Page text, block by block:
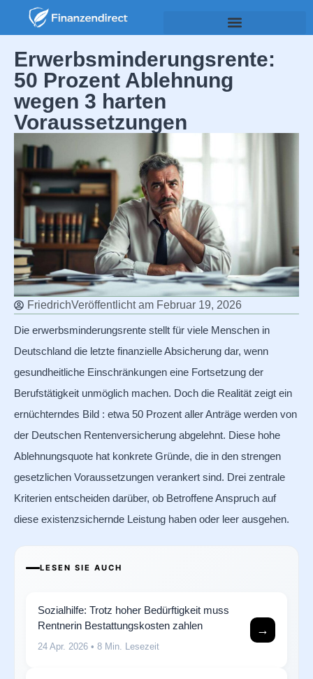
Erwerbsminderungsrente:
50 Prozent Ablehnung
wegen 3 harten
Voraussetzungen
FriedrichVeröffentlicht am Februar 19, 2026
Die erwerbsminderungsrente stellt für viele Menschen in
Deutschland die letzte finanzielle Absicherung dar, wenn
gesundheitliche Einschränkungen eine Fortsetzung der
Berufstätigkeit unmöglich machen. Doch die Realität zeigt ein
ernüchterndes Bild : etwa 50 Prozent aller Anträge werden von
der Deutschen Rentenversicherung abgelehnt. Diese hohe
Ablehnungsquote hat konkrete Gründe, die in den strengen
gesetzlichen Voraussetzungen verankert sind. Drei zentrale
Kriterien entscheiden darüber, ob Betroffene Anspruch auf
diese existenzsichernde Leistung haben oder leer ausgehen.
LESEN SIE AUCH
Sozialhilfe: Trotz hoher Bedürftigkeit muss
Rentnerin Bestattungskosten zahlen
24 Apr. 2026 • 8 Min. Lesezeit
→